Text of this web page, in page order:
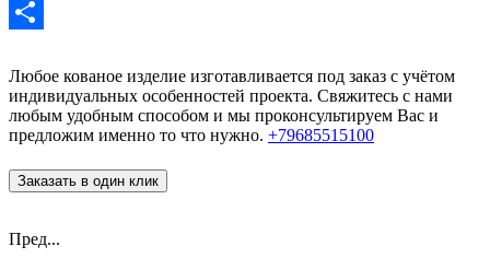
Email
Любое кованое изделие изготавливается под заказ с учётом
индивидуальных особенностей проекта. Свяжитесь с нами
любым удобным способом и мы проконсультируем Вас и
предложим именно то что нужно. +79685515100
Заказать в один клик
Пред...